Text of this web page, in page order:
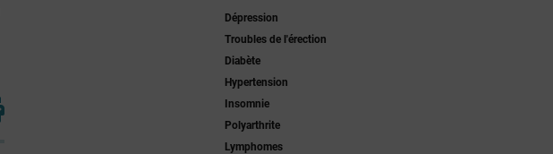
Exocriene
pancreas-
Dépression
Troubles de l'érection
Diabète
Hypertension
Insomnie
Polyarthrite
Lymphomes